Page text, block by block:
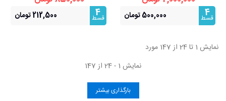
4
قسط 500,000 تومان
4
قسط 212,500 تومان
نمایش 1 تا 24 از 147 مورد
نمایش 1 - 24 از 147
بارگذاری بیشتر